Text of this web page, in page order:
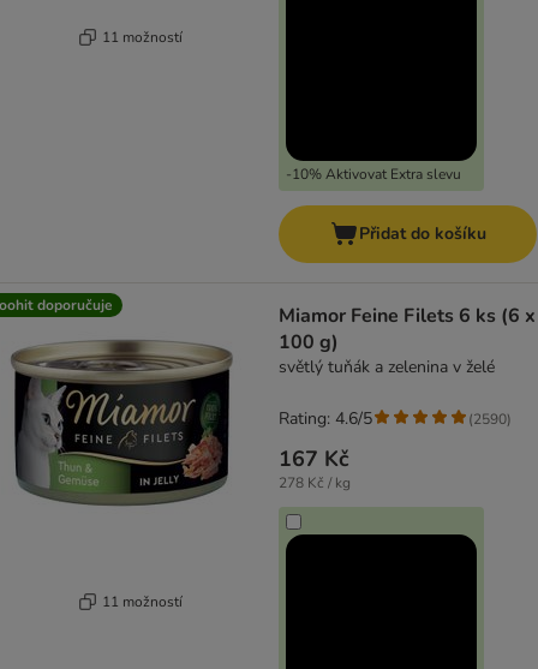
11 možností
-10% Aktivovat Extra slevu
Přidat do košíku
doporučuje
11 možností
Miamor Feine Filets 6 ks (6 x
100 g)
světlý tuňák a zelenina v želé
167 Kč
278 Kč / kg
Rating: 4.6/5 (2590)